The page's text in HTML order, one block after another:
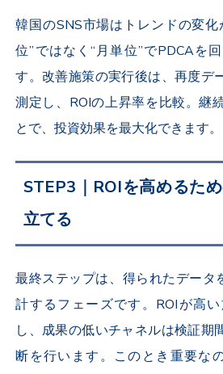
韓国のSNS市場はトレンドの変
位”ではなく“月単位”でPDCAを
す。改善施策の実行後は、再度デ
測定し、ROIの上昇率を比較。継
とで、投資効果を最大化できます。
STEP3｜ROIを高めるた
立てる
最終ステップは、得られたデータ
計するフェーズです。ROIが高
し、成果の低いチャネルは検証期
断を行います。このとき重要な